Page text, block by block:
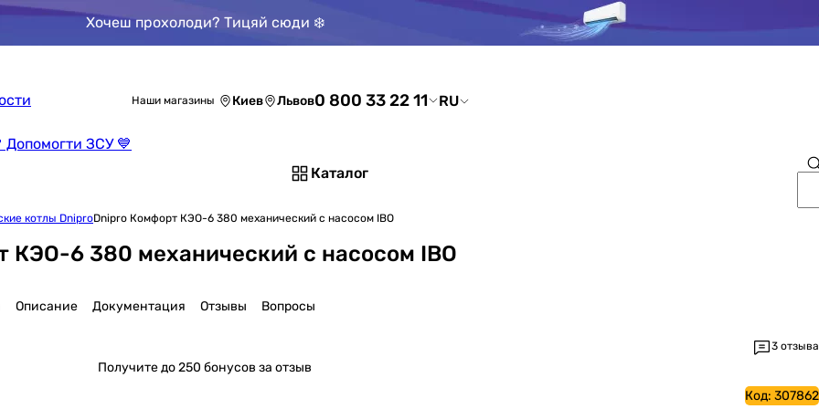
Хочеш прохолоди? Тицяй сюди ❄️
Допомогти ЗСУ 💙
Наши магазины Киев Львов0800 Показати номер
Каталог
котлы DniproDnipro Комфорт КЭО-6 380 механический с насосом IBO
КЭО-6 380 механический с насосом IBO
Описание Документация Отзывы Вопросы
3 отзыва
Получитедо 250 бонусов за отзыв
Код: 307862